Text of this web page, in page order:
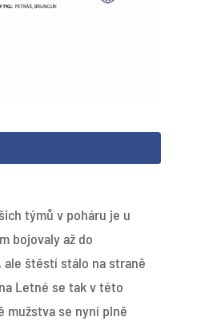
týmů v poháru je u
bojovaly až do
štěstí stálo na straně
Letné se tak v této
mužstva se nyní plně